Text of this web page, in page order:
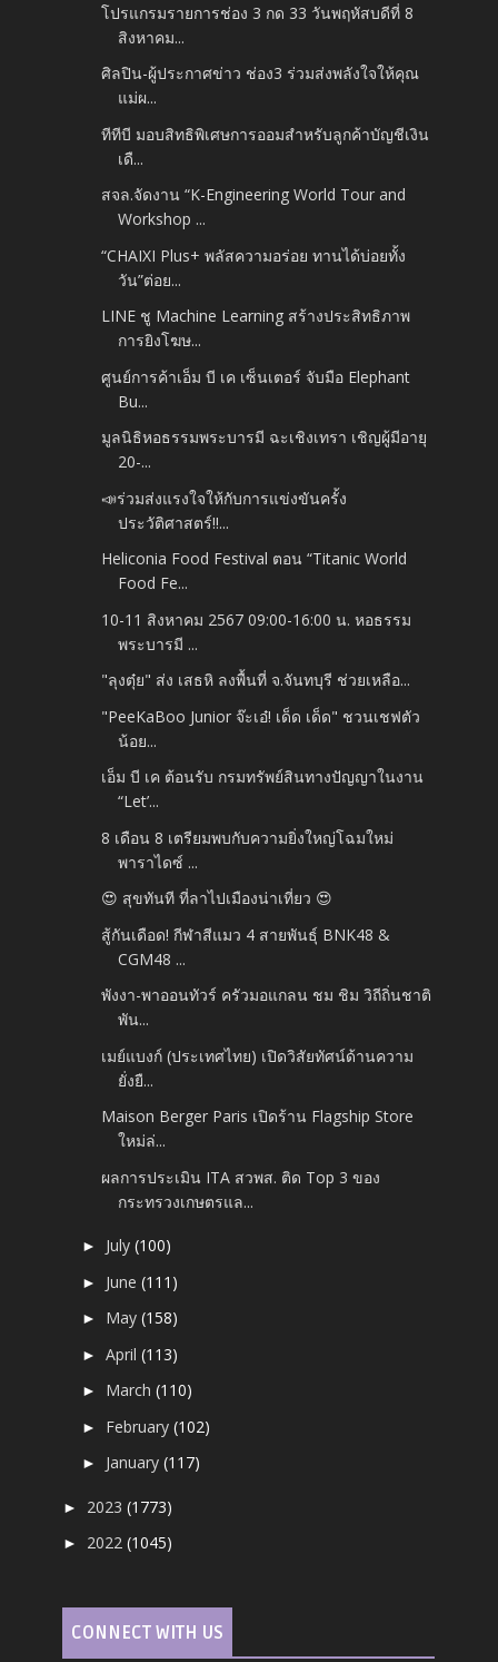
โปรแกรมรายการช่อง 3 กด 33 วันพฤหัสบดีที่ 8
สิงหาคม...
ศิลปิน-ผู้ประกาศข่าว ช่อง3 ร่วมส่งพลังใจให้คุณ
แม่ผ...
ทีทีบี มอบสิทธิพิเศษการออมสำหรับลูกค้าบัญชีเงิน
เดื...
สจล.จัดงาน “K-Engineering World Tour and
Workshop ...
“CHAIXI Plus+ พลัสความอร่อย ทานได้บ่อยทั้ง
วัน”ต่อย...
LINE ชู Machine Learning สร้างประสิทธิภาพ
การยิงโฆษ...
ศูนย์การค้าเอ็ม บี เค เซ็นเตอร์ จับมือ Elephant
Bu...
มูลนิธิหอธรรมพระบารมี ฉะเชิงเทรา เชิญผู้มีอายุ
20-...
📣ร่วมส่งแรงใจให้กับการแข่งขันครั้ง
ประวัติศาสตร์‼️...
Heliconia Food Festival ตอน “Titanic World
Food Fe...
10-11 สิงหาคม 2567 09:00-16:00 น. หอธรรม
พระบารมี ...
"ลุงตุ๋ย" ส่ง เสธหิ ลงพื้นที่ จ.จันทบุรี ช่วยเหลือ...
"PeeKaBoo Junior จ๊ะเอ๋! เด็ด เด็ด" ชวนเชฟตัว
น้อย...
เอ็ม บี เค ต้อนรับ กรมทรัพย์สินทางปัญญาในงาน
“Let’...
8 เดือน 8 เตรียมพบกับความยิ่งใหญ่โฉมใหม่
พาราไดซ์ ...
😍 สุขทันที ที่ลาไปเมืองน่าเที่ยว 😍
สู้กันเดือด! กีฬาสีแมว 4 สายพันธุ์ BNK48 &
CGM48 ...
พังงา-พาออนทัวร์ ครัวมอแกลน ชม ชิม วิถีถิ่นชาติ
พัน...
เมย์แบงก์ (ประเทศไทย) เปิดวิสัยทัศน์ด้านความ
ยั่งยื...
Maison Berger Paris เปิดร้าน Flagship Store
ใหม่ล่...
ผลการประเมิน ITA สวพส. ติด Top 3 ของ
กระทรวงเกษตรแล...
► July(100)
► June(111)
► May(158)
►April(113)
► March(110)
► February(102)
► January(117)
► 2023(1773)
► 2022(1045)
CONNECT WITH US